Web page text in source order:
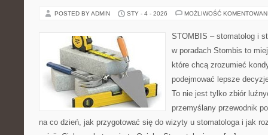
POSTED BY ADMIN STY - 4 - 2026 MOŻLIWOŚĆ
STOMBIS – stomatolog i
w poradach Stombis to
które chcą zrozumieć
podejmować lepsze
To nie jest tylko zbiór
przemyślany przewodnik
na co dzień, jak przygotować się do wizyty u stomatologa i jak